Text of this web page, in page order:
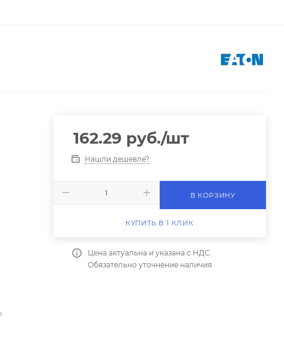
162.29 руб./шт
Нашли дешевле?
В КОРЗИНУ
КУПИТЬ В 1 КЛИК
Цена актуальна и указана с НДС.
Обязательно уточнение наличия.